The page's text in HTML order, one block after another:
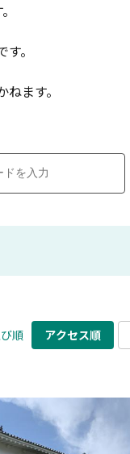
。
ます。
順 アクセス順